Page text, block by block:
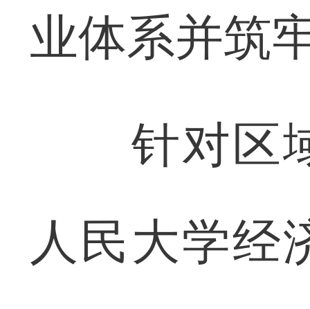
业体系并筑
针对区域
人民大学经